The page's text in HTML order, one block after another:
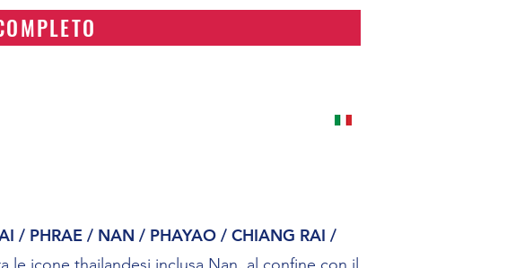
/ PHRAE / NAN / PHAYAO / CHIANG RAI /